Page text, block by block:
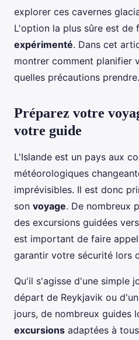
explorer ces cavernes
L'option la plus sûre est de
expérimenté. Dans cet
montrer comment planifier
quelles précautions prendre.
Préparez votre
votre guide
L'Islande est un pays aux
météorologiques
imprévisibles. Il est donc
son voyage. De nombreux
des excursions guidées
est important de faire
garantir votre sécurité lors
Qu'il s'agisse d'une simple
départ de Reykjavik ou
jours, de nombreux guides
excursions adaptées à